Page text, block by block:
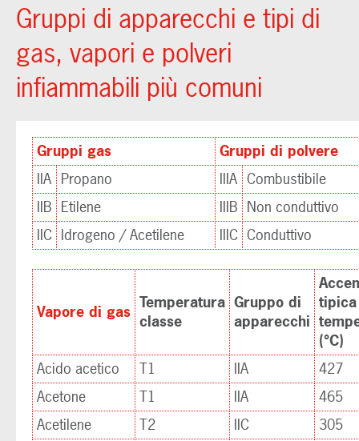
Gruppi di apparecchi e tipi di
gas, vapori e polveri
infiammabili più comuni
Gruppi gas
Gruppi di polvere
IIA Propano IIIA Combustibile
IIB Etilene IIIB Non conduttivo
IIC Idrogeno / Acetilene IIIC Conduttivo
Vapore di gas Temperatura
classe
Gruppo di
apparecchi
tipica
(°C)
Acido acetico
T1 IIA
427
Acetone
T1 IIA
465
Acetilene
T2 IIC
305